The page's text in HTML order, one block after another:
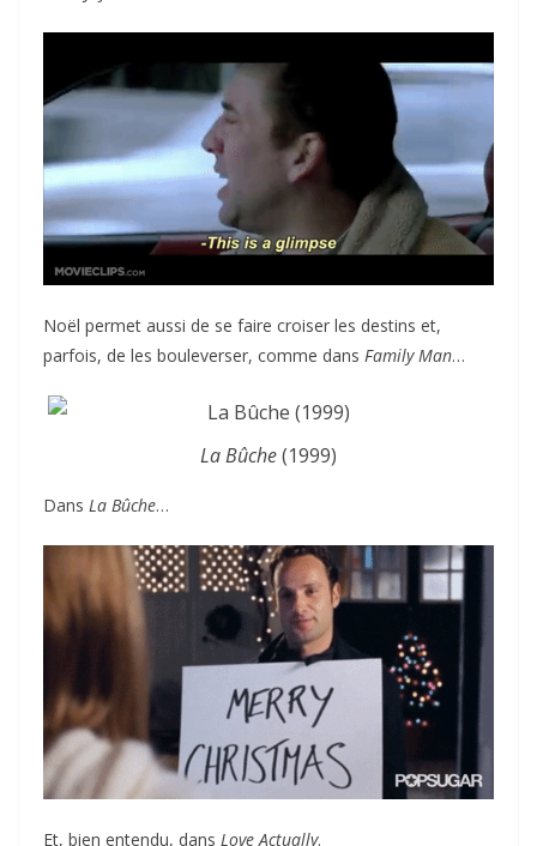
Noël permet aussi de se faire croiser les destins et,
parfois, de les bouleverser, comme dans Family Man…
La Bûche(1999)
Dans La Bûche…
Et, bien entendu, dans Love Actually.